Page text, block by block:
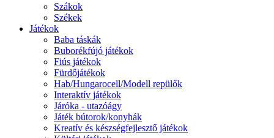
Szákok
Székek
Játékok
Baba táskák
Buborékfújó játékok
Fiús játékok
Fürdőjátékok
Hab/Hungarocell/Modell repülők
Interaktív játékok
Járóka - utazóágy
Játék bútorok/konyhák
Kreatív és készségfejlesztő játékok